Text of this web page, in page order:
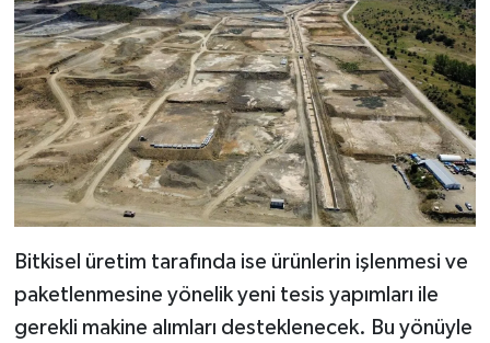
Bitkisel üretim tarafında ise ürünlerin işlenmesi ve
paketlenmesine yönelik yeni tesis yapımları ile
gerekli makine alımları desteklenecek. Bu yönüyle